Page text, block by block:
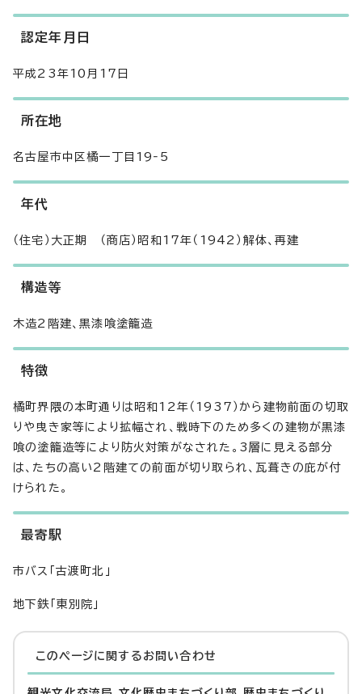
認定年月日
平成23年10月17日
所在地
名古屋市中区橘一丁目19‐5
年代
（住宅）大正期 （商店）昭和17年（1942）解体、再建
構造等
木造2階建、黒漆喰塗籠造
特徴
橘町界隈の本町通りは昭和12年（1937）から建物前面の切取
りや曳き家等により拡幅され、戦時下のため多くの建物が黒漆
喰の塗籠造等により防火対策がなされた。3層に見える部分
は、たちの高い2階建ての前面が切り取られ、瓦葺きの庇が付
けられた。
最寄駅
市バス「古渡町北」
地下鉄「東別院」
このページに関する お問い合わせ